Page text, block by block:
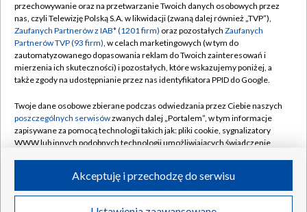
Abonament TVP
Emisja w TVP
Centrum informacji TVP
Naziemna Telewizja Cyfrowa
Rada Programowa
System NOS
Informacje o nadawcy
Program dla prasy
Regulamin TVP
Polityka prywatności
Moje zgody
Pomoc
Kontakt
Kanały
©2026 Telewizja Polska S.A. w likwidacji
przechowywanie oraz na przetwarzanie Twoich danych osobowych przez
nas, czyli Telewizję Polską S.A. w likwidacji (zwaną dalej również „TVP”),
Zaufanych Partnerów z IAB* (1201 firm) oraz pozostałych Zaufanych
Partnerów TVP (93 firm), w celach marketingowych (w tym do
zautomatyzowanego dopasowania reklam do Twoich zainteresowań i
mierzenia ich skuteczności) i pozostałych, które wskazujemy poniżej, a
także zgody na udostępnianie przez nas identyfikatora PPID do Google.
Twoje dane osobowe zbierane podczas odwiedzania przez Ciebie naszych
poszczególnych serwisówzwanych dalej „Portalem”, w tym informacje
zapisywane za pomocą technologii takich jak: pliki cookie, sygnalizatory
WWW lub innych podobnych technologii umożliwiających świadczenie
ruchu w Internecie.
Twoje dane osobowe zbierane podczas odwiedzania przez Ciebie
Akceptuję i przechodzę do serwisu